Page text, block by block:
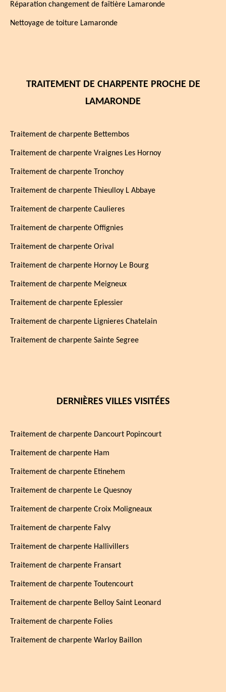
Réparation changement de faîtière Lamaronde
Nettoyage de toiture Lamaronde
TRAITEMENT DE CHARPENTE PROCHE DE
LAMARONDE
Traitement de charpente Bettembos
Traitement de charpente Vraignes Les Hornoy
Traitement de charpente Tronchoy
Traitement de charpente Thieulloy L Abbaye
Traitement de charpente Caulieres
Traitement de charpente Offignies
Traitement de charpente Orival
Traitement de charpente Hornoy Le Bourg
Traitement de charpente Meigneux
Traitement de charpente Eplessier
Traitement de charpente Lignieres Chatelain
Traitement de charpente Sainte Segree
DERNIÈRES VILLES VISITÉES
Traitement de charpente Dancourt Popincourt
Traitement de charpente Ham
Traitement de charpente Etinehem
Traitement de charpente Le Quesnoy
Traitement de charpente Croix Moligneaux
Traitement de charpente Falvy
Traitement de charpente Hallivillers
Traitement de charpente Fransart
Traitement de charpente Toutencourt
Traitement de charpente Belloy Saint Leonard
Traitement de charpente Folies
Traitement de charpente Warloy Baillon